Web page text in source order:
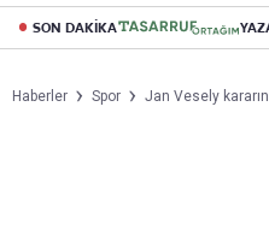
SON DAKİKA
Haberler Spor Jan Vesely